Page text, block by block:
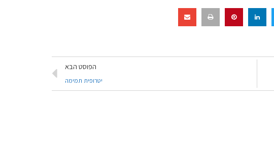
הפוסט הבא
יטרופית תמימה